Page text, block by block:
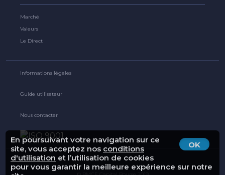
OK
En poursuivant votre navigation sur ce
site, vous acceptez nos conditions
d'utilisation et l’utilisation de cookies
pour vous garantir la meilleure expérience sur notre
Marché
Valeurs
Le Direct
Informations légales
Guide utilisateur
Nous contacter